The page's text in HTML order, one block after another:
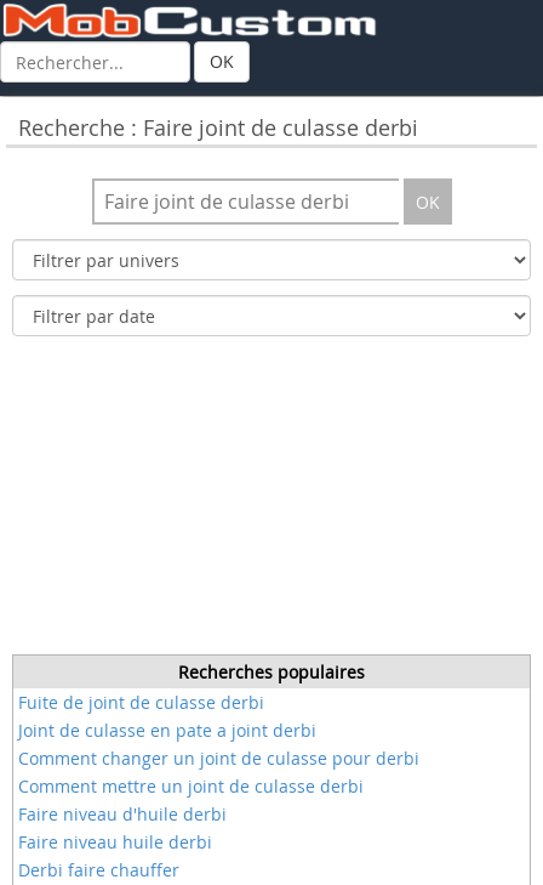
OK
Recherche : Faire joint de culasse derbi
OK
Recherches populaires
Fuite de joint de culasse derbi
Joint de culasse en pate a joint derbi
Comment changer un joint de culasse pour derbi
Comment mettre un joint de culasse derbi
Faire niveau d'huile derbi
Faire niveau huile derbi
Derbi faire chauffer